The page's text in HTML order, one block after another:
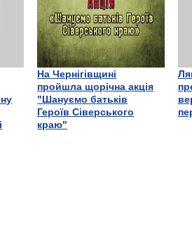
На Чернігівщині
пройшла щорічна акція
"Шануємо батьків
Героїв Сіверського
краю"